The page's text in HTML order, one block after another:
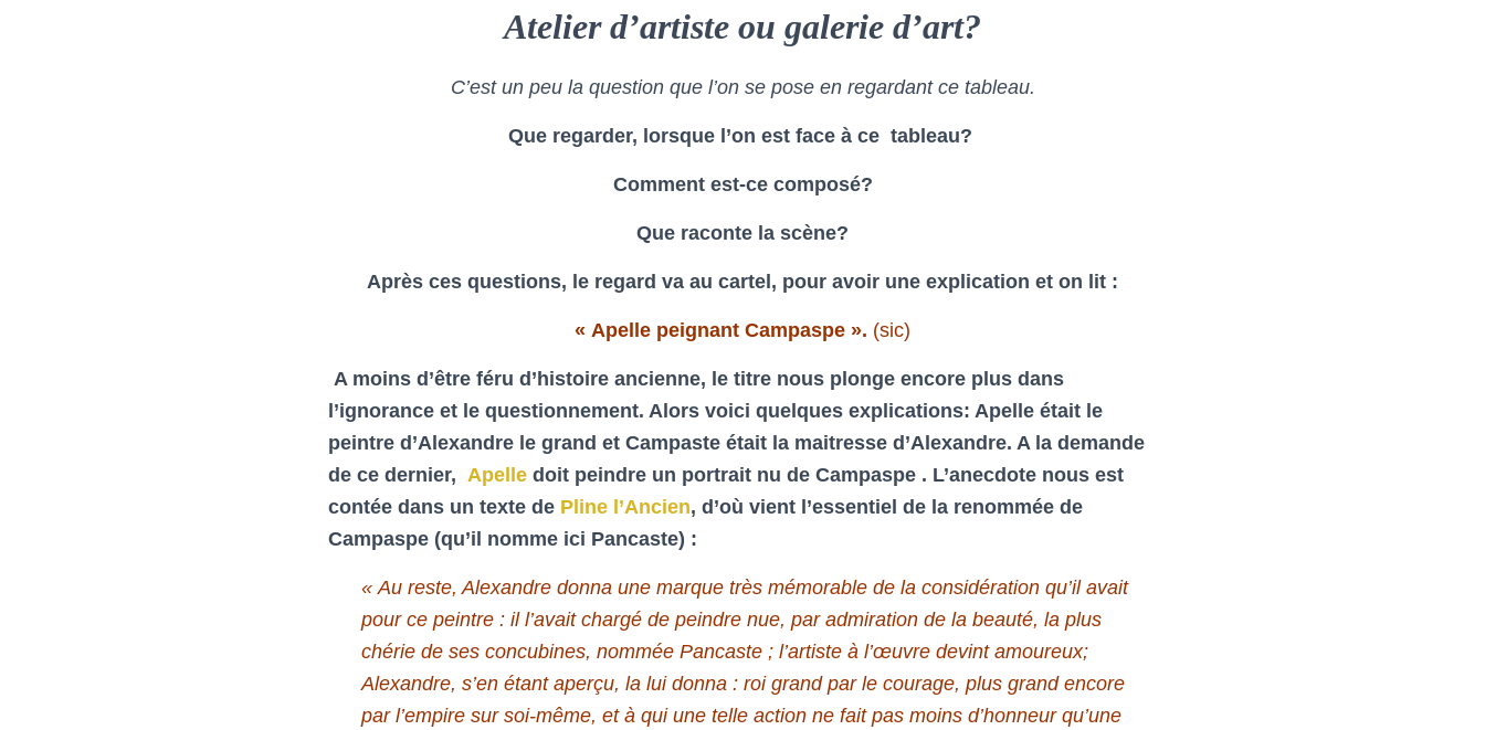
Atelier d’artiste ou galerie d’art?
C’est un peu la question que l’on se pose en regardant ce tableau.
Que regarder, lorsque l’on est face à ce tableau?
Comment est-ce composé?
Que raconte la scène?
Après ces questions, le regard va au cartel, pour avoir une explication et on lit :
« Apelle peignant Campaspe ». (sic)
A moins d’être féru d’histoire ancienne, le titre nous plonge encore plus dans
l’ignorance et le questionnement. Alors voici quelques explications: Apelle était le
peintre d’Alexandre le grand et Campaste était la maitresse d’Alexandre. A la demande
de ce dernier, Apelle doit peindre un portrait nu de Campaspe . L’anecdote nous est
contée dans un texte de Pline l’Ancien, d’où vient l’essentiel de la renommée de
Campaspe (qu’il nomme ici Pancaste) :
« Au reste, Alexandre donna une marque très mémorable de la considération qu’il avait
pour ce peintre : il l’avait chargé de peindre nue, par admiration de la beauté, la plus
chérie de ses concubines, nommée Pancaste ; l’artiste à l’œuvre devint amoureux;
Alexandre, s’en étant aperçu, la lui donna : roi grand par le courage, plus grand encore
par l’empire sur soi-même, et à qui une telle action ne fait pas moins d’honneur qu’une